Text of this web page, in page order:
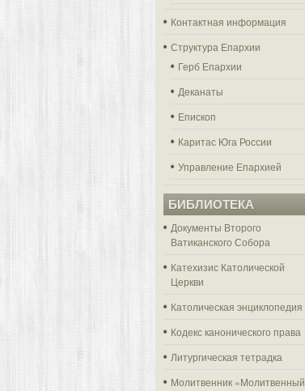
Контактная информация
Структура Епархии
Герб Епархии
Деканаты
Епископ
Каритас Юга России
Управление Епархией
БИБЛИОТЕКА
Документы Второго
Ватиканского Собора
Катехизис Католической
Церкви
Католическая энциклопедия
Кодекс канонического права
Литургическая тетрадка
Молитвенник «Молитвенный